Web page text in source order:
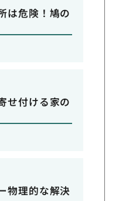
は危険！鳩の
せ付ける家の
物理的な解決